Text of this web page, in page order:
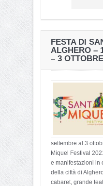
FESTA DI
ALGHERO –
– 3
settembre al 3
Miquel Festival
e manifestazioni in
della città di
cabaret, grande